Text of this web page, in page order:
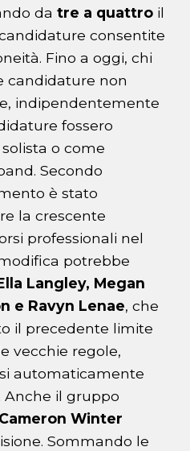
da tre a quattro il
consentite
Fino a oggi, chi
candidature non
indipendentemente
fossero
o come
Secondo
è stato
la crescente
professionali nel
potrebbe
Langley, Megan
e Ravyn Lenae, che
il precedente limite
vecchie regole,
automaticamente
Anche il gruppo
Cameron Winter
Sommando le